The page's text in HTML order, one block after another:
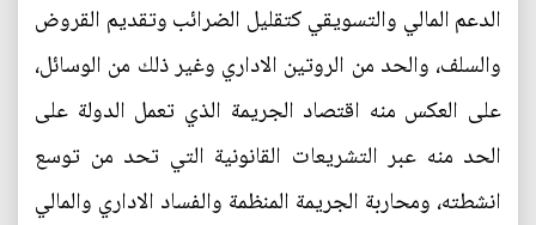
الدعم المالي والتسويقي كتقليل الضرائب وتقديم القروض
والسلف، والحد من الروتين الاداري وغير ذلك من الوسائل،
على العكس منه اقتصاد الجريمة الذي تعمل الدولة على
الحد منه عبر التشريعات القانونية التي تحد من توسع
انشطته، ومحاربة الجريمة المنظمة والفساد الاداري والمالي